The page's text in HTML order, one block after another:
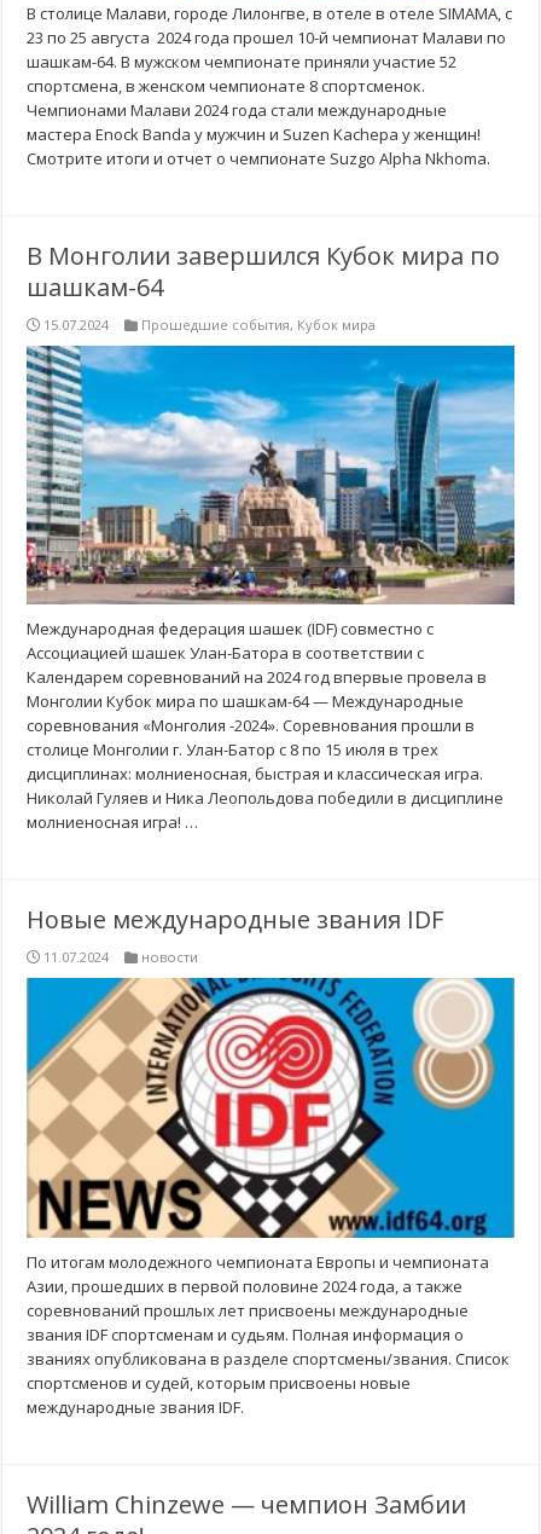
В столице Малави, городе Лилонгве, в отеле в отеле SIMAMA, с
23 по 25 августа 2024 года прошел 10-й чемпионат Малави по
шашкам-64. В мужском чемпионате приняли участие 52
спортсмена, в женском чемпионате 8 спортсменок.
Чемпионами Малави 2024 года стали международные
мастера Enock Banda у мужчин и Suzen Kachepa у женщин!
Смотрите итоги и отчет о чемпионате Suzgo Alpha Nkhoma.
В Монголии завершился Кубок мира по
шашкам-64
15.07.2024 Прошедшие события, Кубок мира
Международная федерация шашек (IDF) совместно с
Ассоциацией шашек Улан-Батора в соответствии с
Календарем соревнований на 2024 год впервые провела в
Монголии Кубок мира по шашкам-64 — Международные
соревнования «Монголия -2024». Соревнования прошли в
столице Монголии г. Улан-Батор с 8 по 15 июля в трех
дисциплинах: молниеносная, быстрая и классическая игра.
Николай Гуляев и Ника Леопольдова победили в дисциплине
молниеносная игра! …
Новые международные звания IDF
11.07.2024 новости
По итогам молодежного чемпионата Европы и чемпионата
Азии, прошедших в первой половине 2024 года, а также
соревнований прошлых лет присвоены международные
звания IDF спортсменам и судьям. Полная информация о
званиях опубликована в разделе спортсмены/звания. Список
спортсменов и судей, которым присвоены новые
международные звания IDF.
William Chinzewe — чемпион Замбии